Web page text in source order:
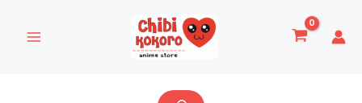
por
los
últimos